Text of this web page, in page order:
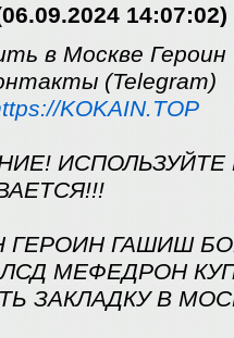
14:07:02)
в Москве Героин
(Telegram)
KOKAIN.TOP
ГЕРОИН ГАШИШ
МЕФЕДРОН
ЗАКЛАДКУ В